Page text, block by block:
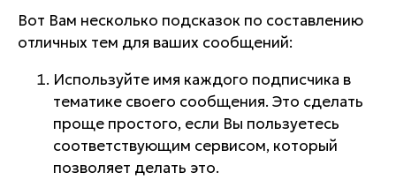
Вот Вам несколько подсказок по составлению
отличных тем для ваших сообщений:
Используйте имя каждого подписчика в
тематике своего сообщения. Это сделать
проще простого, если Вы пользуетесь
соответствующим сервисом, который
позволяет делать это.